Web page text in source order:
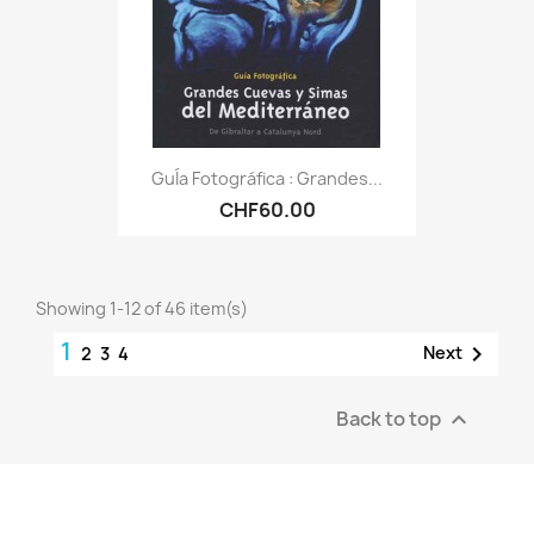
GuÍa Fotográfica : Grandes...
CHF60.00
Showing 1-12 of 46 item(s)
1 2 3 4 Next 
Back to top 